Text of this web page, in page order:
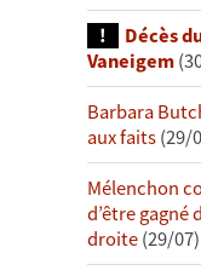
Décès
Vaneigem
Barbara
aux faits(29/
Mélenchon
d’être gagné
droite(29/07)